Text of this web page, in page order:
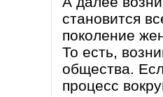
становится
поколение
То есть,
общества.
процесс